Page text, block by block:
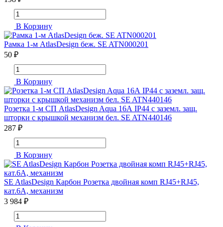
В Корзину
Рамка 1-м AtlasDesign беж. SE ATN000201
50 ₽
В Корзину
Розетка 1-м СП AtlasDesign Aqua 16А IP44 с заземл. защ.
шторки с крышкой механизм бел. SE ATN440146
287 ₽
В Корзину
SE AtlasDesign Карбон Розетка двойная комп RJ45+RJ45,
кат.6А, механизм
3 984 ₽